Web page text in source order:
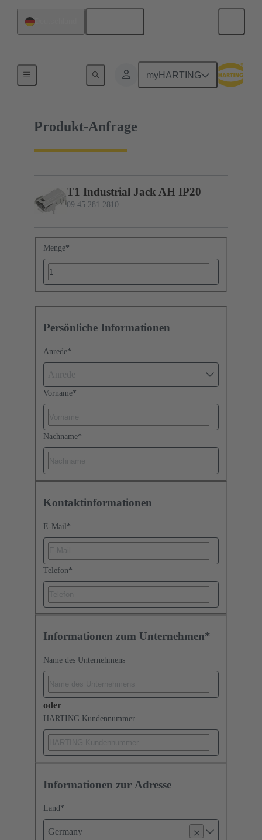
myHARTING
09 45 281 2810
Produkt-Anfrage
T1 Industrial Jack AH IP20
09 45 281 2810
Menge*
Persönliche Informationen
Anrede*
Vorname*
Nachname*
Kontaktinformationen
E-Mail *
Telefon*
Informationen zum Unternehmen*
Name des Unternehmens
oder
HARTING Kundennummer
Informationen zur Adresse
Land *
Germany